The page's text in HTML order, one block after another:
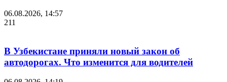
06.08.2026, 14:57
211
В Узбекистане приняли новый закон об
автодорогах. Что изменится для водителей